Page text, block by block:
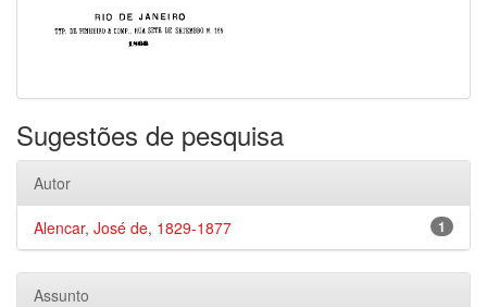
Sugestões de pesquisa
Autor
1
Alencar, José de, 1829-1877
Assunto